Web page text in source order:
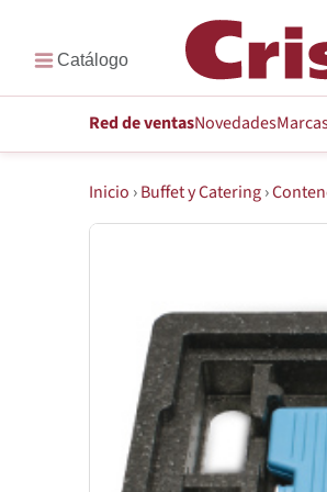
Red de ventasNovedades
Inicio ›Buffet y Catering›